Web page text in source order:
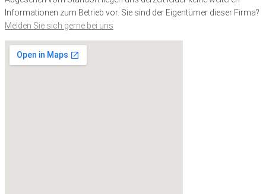
Informationen zum Betrieb vor. Sie sind der Eigentümer dieser Firma?
Melden Sie sich gerne bei uns